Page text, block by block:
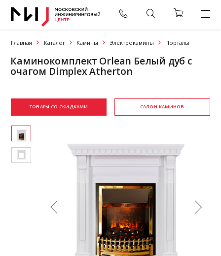
Главная Каталог Камины Электрокамины Порталы
Каминокомплект Orlean Белый дуб с
очагом Dimplex Atherton
ТОВАРЫ СО СКИДКАМИ САЛОН КАМИНОВ